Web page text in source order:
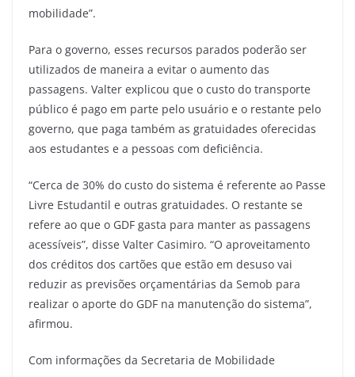
mobilidade”.
Para o governo, esses recursos parados poderão ser
utilizados de maneira a evitar o aumento das
passagens. Valter explicou que o custo do transporte
público é pago em parte pelo usuário e o restante pelo
governo, que paga também as gratuidades oferecidas
aos estudantes e a pessoas com deficiência.
“Cerca de 30% do custo do sistema é referente ao Passe
Livre Estudantil e outras gratuidades. O restante se
refere ao que o GDF gasta para manter as passagens
acessíveis”, disse Valter Casimiro. “O aproveitamento
dos créditos dos cartões que estão em desuso vai
reduzir as previsões orçamentárias da Semob para
realizar o aporte do GDF na manutenção do sistema”,
afirmou.
Com informações da Secretaria de Mobilidade